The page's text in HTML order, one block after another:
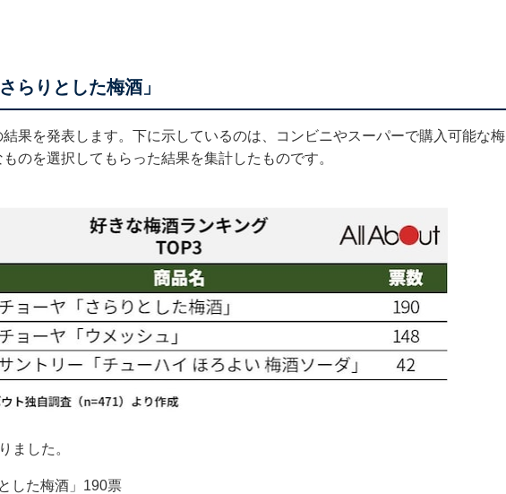
らりとした梅酒」
果を発表します。下に示しているのは、コンビニやスーパーで購入可能な梅
のを選択してもらった結果を集計したものです。
ました。
した梅酒」190票